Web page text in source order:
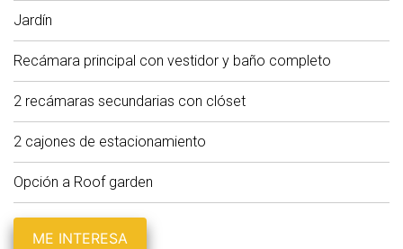
Jardín
Recámara principal con vestidor y baño completo
2 recámaras secundarias con clóset
2 cajones de estacionamiento
Opción a Roof garden
ME INTERESA